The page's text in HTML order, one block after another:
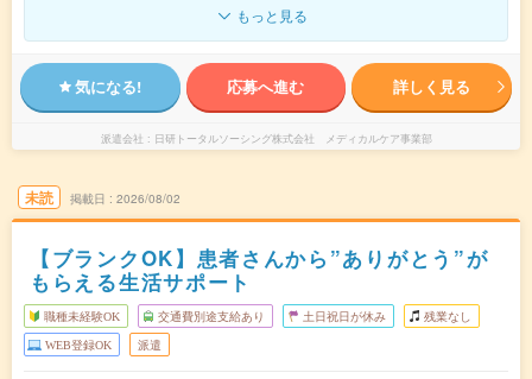
もっと見る
気になる! 応募へ進む 詳しく見る
派遣会社 日研トータルソーシング株式会社 メディカルケア事業部
未読 掲載日 2026/08/02
【ブランクOK】患者さんから”ありがとう”が
もらえる生活サポート
職種未経験OK 交通費別途支給あり 土日祝日が休み 残業なし
WEB登録OK 派遣